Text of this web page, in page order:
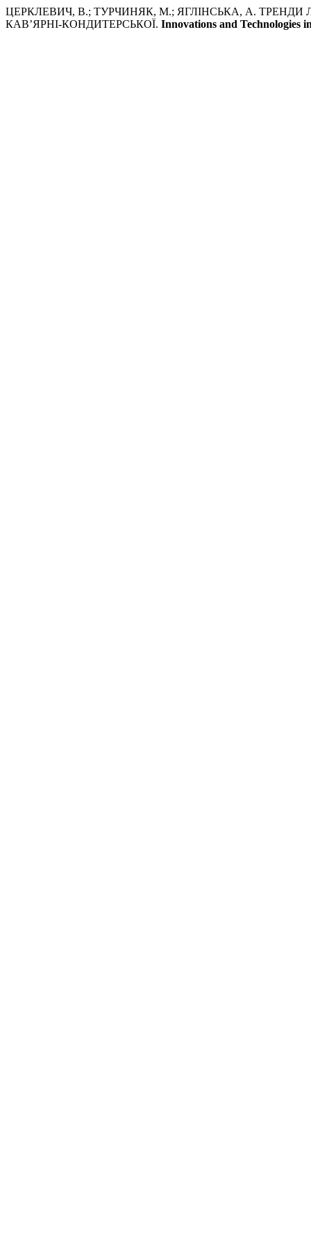
ЦЕРКЛЕВИЧ, В.; ТУРЧИНЯК, М.; ЯГЛІНСЬКА, А.
КАВ’ЯРНІ-КОНДИТЕРСЬКОЇ. Innovations and Technologies